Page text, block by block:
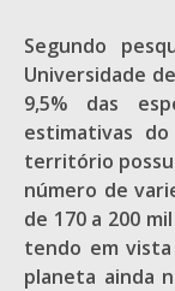
Segundo
Universidade
9,5% das
estimativas
território
número de
de 170 a 200
tendo em
planeta ainda